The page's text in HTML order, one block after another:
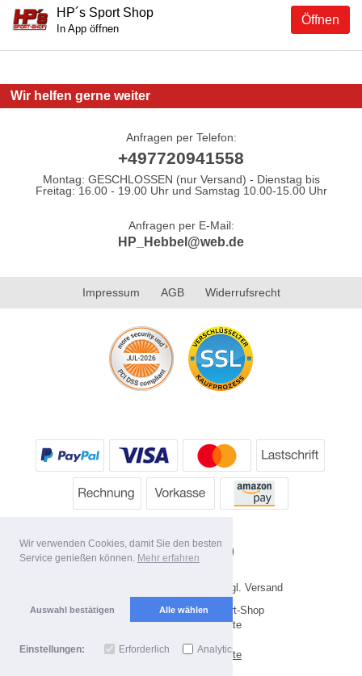
Wir verwenden Cookies, damit Sie den besten
Service genießen können. Mehr erfahren
Auswahl bestätigen Alle wählen
Einstellungen: Erforderlich Analytics
Öffnen
HP´s Sport Shop
In App öffnen
Wir helfen gerne weiter
Anfragen per Telefon:
+497720941558
Montag: GESCHLOSSEN (nur Versand) - Dienstag bis
Freitag: 16.00 - 19.00 Uhr und Samstag 10.00-15.00 Uhr
Anfragen per E-Mail:
HP_Hebbel@web.de
Impressum AGB Widerrufsrecht
* Alle Preise inkl. MwSt. evtl. zzgl. Versand
Copyright 2026 by HP's Sport-Shop
Mobile Shop by Shopgate
Zur klassischen Webseite